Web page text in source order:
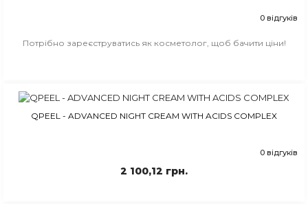
0 відгуків
Потрібно зареєструватись як косметолог, щоб бачити ціни!
QPEEL - ADVANCED NIGHT CREAM WITH ACIDS COMPLEX
0 відгуків
2 100,12 грн.